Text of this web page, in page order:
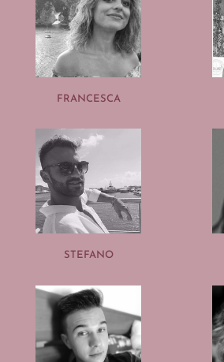
FRANCESCA
STEFANO